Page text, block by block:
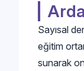
Sayısal
eğitim
sunarak